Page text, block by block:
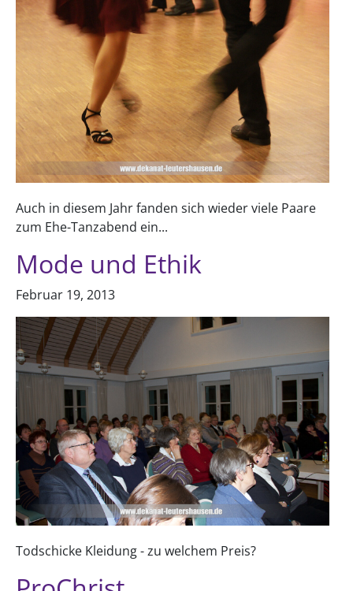
Auch in diesem Jahr fanden sich wieder viele Paare
zum Ehe-Tanzabend ein...
Mode und Ethik
Februar 19, 2013
Todschicke Kleidung - zu welchem Preis?